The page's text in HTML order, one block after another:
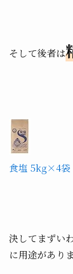
そして後者は
食塩 5kg×4袋
決してまずい
に用途があり